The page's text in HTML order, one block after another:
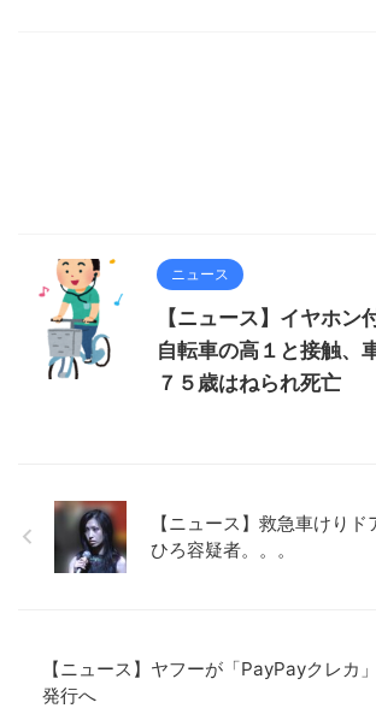
ニュース
【ニュース】イヤホン
自転車の高１と接触、
７５歳はねられ死亡
【ニュース】救急車けり
ひろ容疑者。。。
【ニュース】ヤフーが「PayPayクレカ」
発行へ